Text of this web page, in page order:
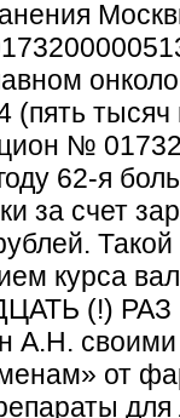
(пять
№
62-я
за счет
курса
(!) РАЗ
А.Н.
от